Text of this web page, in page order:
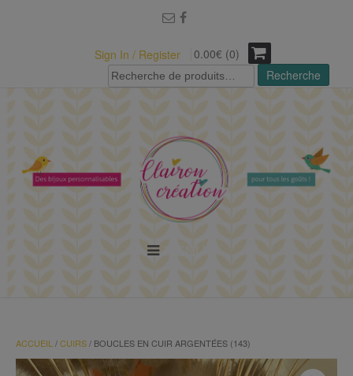
Sign In / Register
0.00€ (0)
Recherche
pour :
Recherche
ACCUEIL /CUIRS/ BOUCLES EN CUIR ARGENTÉES (143)